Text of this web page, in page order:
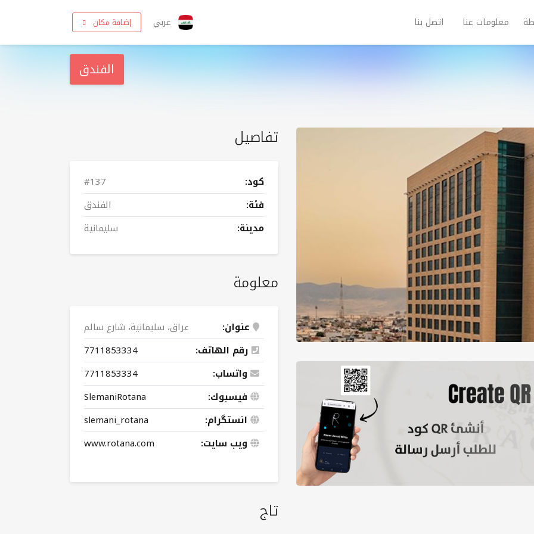
معلومات عنا اتصل بنا عربي إضافة مكان
الفندق
تفاصيل
كود:
#137
فئة:
الفندق
مدينة:
سليمانية
معلومة
عنوان:
عراق، سليمانية، شارع سالم
رقم الهاتف:
7711853334
واتساب:
7711853334
فيسبوك:
SlemaniRotana
انستگرام:
slemani_rotana
ویب سایت:
www.rotana.com
تاج